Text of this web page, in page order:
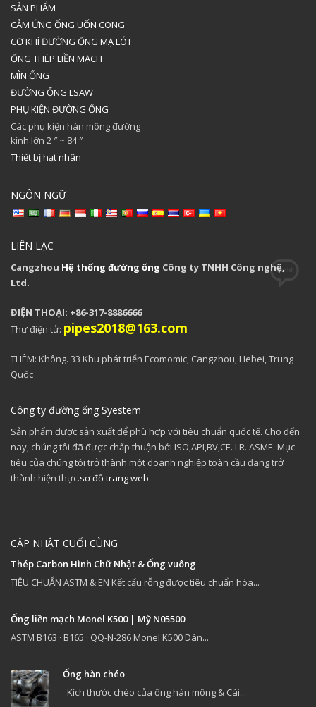
SẢN PHẨM
CẢM ỨNG ỐNG UỐN CONG
CƠ KHÍ ĐƯỜNG ỐNG MẠ LÓT
ỐNG THÉP LIỀN MẠCH
MÌN ỐNG
ĐƯỜNG ỐNG LSAW
PHỤ KIỆN ĐƯỜNG ỐNG
Các phụ kiện hàn mông đường
kính lớn 2 ″ ~ 84 ″
Thiết bị hạt nhân
NGÔN NGỮ
LIÊN LẠC
Cangzhou Hệ thống đường ống Công ty TNHH Công nghệ,
Ltd.
ĐIỆN THOẠI: +86-317-8886666
Thư điện tử: pipes2018@163.com
THÊM: Không. 33 Khu phát triển Ecomomic, Cangzhou, Hebei, Trung
Quốc
Công ty đường ống Syestem
Sản phẩm được sản xuất để phù hợp với tiêu chuẩn quốc tế. Cho đến
nay, chúng tôi đã được chấp thuận bởi ISO,API,BV,CE. LR. ASME. Mục
tiêu của chúng tôi trở thành một doanh nghiệp toàn cầu đang trở
thành hiện thực.sơ đồ trang web
CẬP NHẬT CUỐI CÙNG
Thép Carbon Hình Chữ Nhật & Ống vuông
TIÊU CHUẨN ASTM & EN Kết cấu rỗng được tiêu chuẩn hóa...
Ống liền mạch Monel K500 | Mỹ N05500
ASTM B163 · B165 · QQ-N-286 Monel K500 Dàn...
Ống hàn chéo
Kích thước chéo của ống hàn mông & Cái...